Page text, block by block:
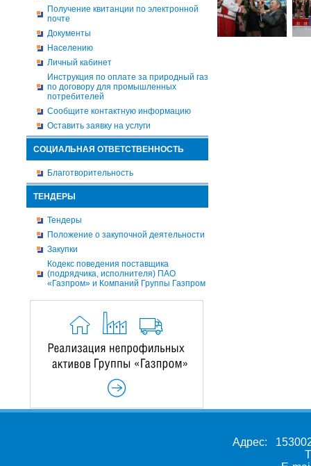
Получение квитанции по электронной
почте
Документы
Населению
Личный кабинет
Инструкция по оплате за природный газ
по договору для промышленных
потребителей
Сообщите контактную информацию
Оставить заявку на услуги
СОЦИАЛЬНАЯ ОТВЕТСТВЕННОСТЬ
Благотворительность
ТЕНДЕРЫ
Тендеры
Положение о закупочной деятельности
Закупки
Кодекс поведения поставщика
(подрядчика, исполнителя) ПАО
«Газпром» и Компаний Группы Газпром
Адрес: